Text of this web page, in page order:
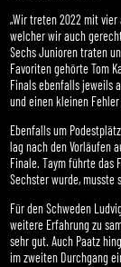
„Wir treten 2022 mit
welcher wir auch
Sechs Junioren traten
Favoriten gehörte Tom
Finals ebenfalls jeweils
und einen kleinen
Ebenfalls um
lag nach den Vorläufen
Finale. Taym führte das
Sechster wurde, musste
Für den Schweden
weitere Erfahrung zu
sehr gut. Auch Paatz
im zweiten Durchgang